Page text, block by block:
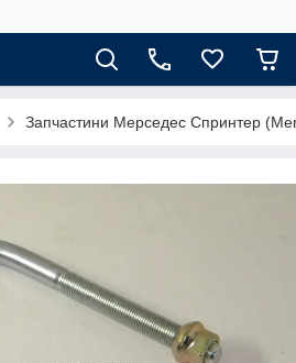
Запчастини Мерседес Спринтер